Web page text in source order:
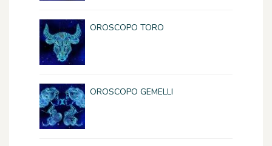
OROSCOPO TORO
OROSCOPO GEMELLI